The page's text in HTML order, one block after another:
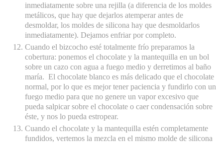
inmediatamente sobre una rejilla (a diferencia de los moldes
metálicos, que hay que dejarlos atemperar antes de
desmoldar, los moldes de silicona hay que desmoldarlos
inmediatamente). Dejamos enfriar por completo.
Cuando el bizcocho esté totalmente frío preparamos la
cobertura: ponemos el chocolate y la mantequilla en un bol
sobre un cazo con agua a fuego medio y derretimos al baño
maría. El chocolate blanco es más delicado que el chocolate
normal, por lo que es mejor tener paciencia y fundirlo con un
fuego medio para que no genere un vapor excesivo que
pueda salpicar sobre el chocolate o caer condensación sobre
éste, y nos lo pueda estropear.
Cuando el chocolate y la mantequilla estén completamente
fundidos, vertemos la mezcla en el mismo molde de silicona